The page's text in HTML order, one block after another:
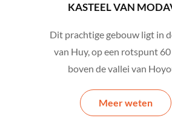
KASTEEL VAN
Dit prachtige gebouw ligt in
van Huy, op een rotspunt
boven de vallei van
Meer weten